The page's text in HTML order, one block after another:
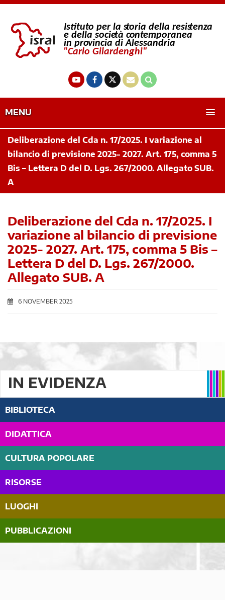
MENU
Deliberazione del Cda n. 17/2025. I variazione al
bilancio di previsione 2025- 2027. Art. 175, comma 5
Bis – Lettera D del D. Lgs. 267/2000. Allegato SUB.
A
Deliberazione del Cda n. 17/2025. I
variazione al bilancio di previsione
2025- 2027. Art. 175, comma 5 Bis –
Lettera D del D. Lgs. 267/2000.
Allegato SUB. A
6 NOVEMBER 2025
IN EVIDENZA
BIBLIOTECA
DIDATTICA
CULTURA POPOLARE
RISORSE
LUOGHI
PUBBLICAZIONI